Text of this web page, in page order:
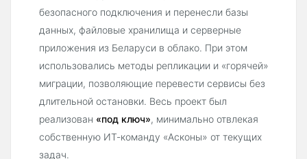
безопасного подключения и перенесли базы
данных, файловые хранилища и серверные
приложения из Беларуси в облако. При этом
использовались методы репликации и «горячей»
миграции, позволяющие перевести сервисы без
длительной остановки. Весь проект был
реализован «под ключ», минимально отвлекая
собственную ИТ-команду «Асконы» от текущих
задач.